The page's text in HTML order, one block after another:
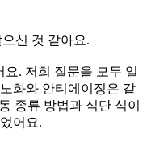
신 것 같아요.
. 저희 질문을 모두 일
화와 안티에이징은 같
종류 방법과 식단 식이
어요.